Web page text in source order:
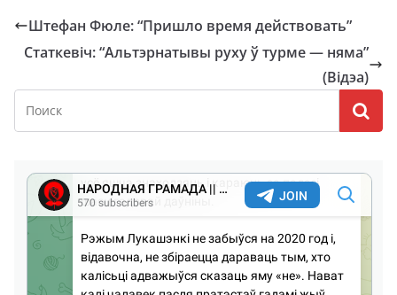
Штефан Фюле: “Пришло время действовать”
Статкевіч: “Альтэрнатывы руху ў турме — няма”
(Відэа)